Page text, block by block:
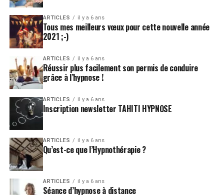
ARTICLES il y a 6 ans
Tous mes meilleurs vœux pour cette nouvelle année
2021 ;-)
ARTICLES il y a 6 ans
Réussir plus facilement son permis de conduire
grâce à l’hypnose !
ARTICLES il y a 6 ans
Inscription newsletter TAHITI HYPNOSE
ARTICLES il y a 6 ans
Qu’est-ce que l’Hypnothérapie ?
ARTICLES il y a 6 ans
Séance d’hypnose à distance